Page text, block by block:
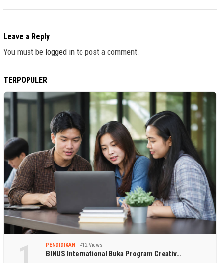
Leave a Reply
You must be logged in to post a comment.
TERPOPULER
1 PENDIDIKAN 412 Views
BINUS International Buka Program Creativ…